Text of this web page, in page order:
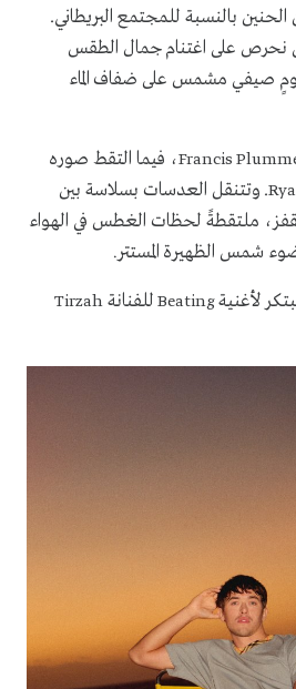
بالنسبة للمجتمع البريطاني.
على اغتنام جمال الطقس
صيفي مشمس على ضفاف الماء
Francis، فيما التقط صوره
. وتتنقل العدسات بسلاسة بين
ملتقطةً لحظات الغطس في الهواء
شمس الظهيرة المستتر .
لأغنيةBeating للفنانة Tirzah